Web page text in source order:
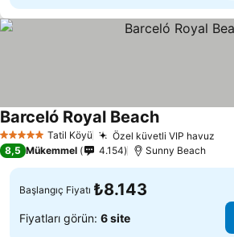
5 Yıldız Tatil Köyü Özel küvetli VIP havuz
Barceló Royal BeachFiyatları
8,5 Mükemmel 4.154 Sunny Beach
Başlangıç Fiyatı ₺8.143
Fiyatları görün: 6 site